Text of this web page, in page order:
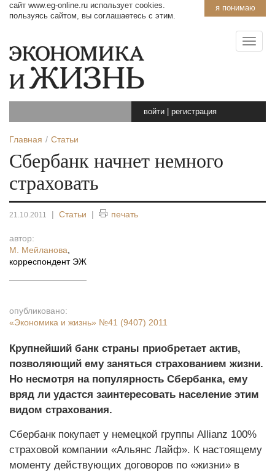
я понимаю
сайт www.eg-online.ru использует cookies.
пользуясь сайтом, вы соглашаетесь с этим.
войти регистрация
Главная Статьи
Сбербанк начнет немного
страховать
21.10.2011 | Статьи | печать
автор:
М. Мейланова
корреспондент ЭЖ
опубликовано:
«Экономика и жизнь» №41 (9407) 2011
Крупнейший банк страны приобретает актив,
позволяющий ему заняться страхованием жизни.
Но несмотря на популярность Сбербанка, ему
вряд ли удастся заинтересовать население этим
видом страхования.
Сбербанк покупает у немецкой группы Allianz 100%
страховой компании «Альянс Лайф». К настоящему
моменту действующих договоров по «жизни» в